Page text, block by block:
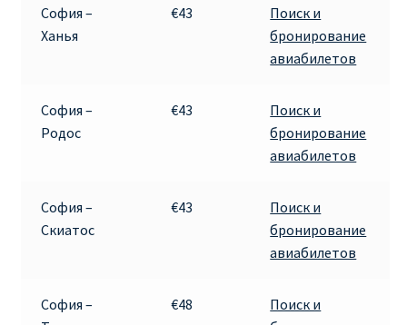
София –
Ханья
€43
Поиск и
бронирование
авиабилетов
София –
Родос
€43
Поиск и
бронирование
авиабилетов
София –
Скиатос
€43
Поиск и
бронирование
авиабилетов
София –
€48
Поиск и